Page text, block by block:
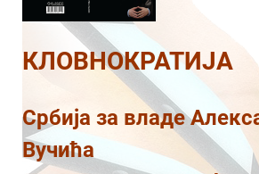
КЛОВНОКРАТИЈА
Србија за владе
Вучића